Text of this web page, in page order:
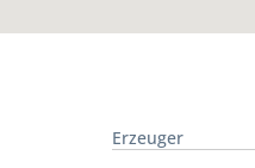
Erzeuger